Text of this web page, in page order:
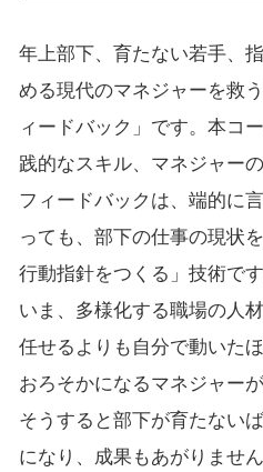
年上部下、育たない若手、
める現代のマネジャーを救
ィードバック」です。本コ
践的なスキル、マネジャー
フィードバックは、端的に
っても、部下の仕事の現状
行動指針をつくる」技術です
いま、多様化する職場の人
任せるよりも自分で動いた
おろそかになるマネジャー
そうすると部下が育たない
になり、成果もあがりませ